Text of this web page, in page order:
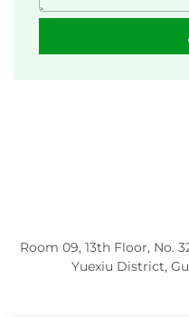
Room 09, 13th Floor, No.
Yuexiu District,